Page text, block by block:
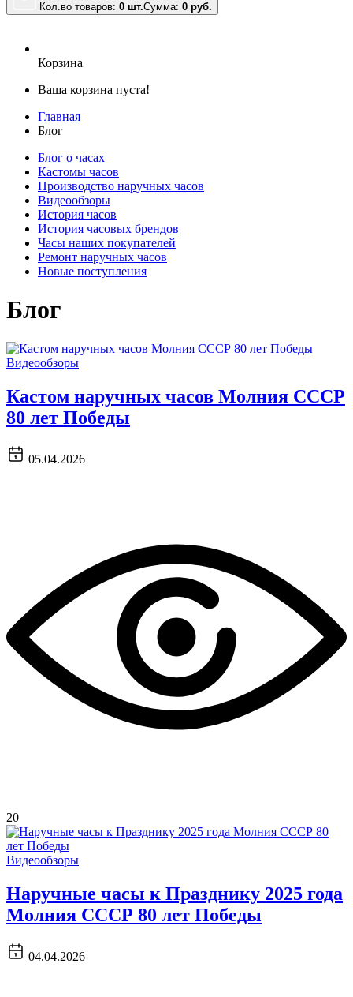
Кол.во товаров: 0 шт.Сумма: 0 руб.
Корзина
Ваша корзина пуста!
Главная
Блог
Блог о часах
Кастомы часов
Производство наручных часов
Видеообзоры
История часов
История часовых брендов
Часы наших покупателей
Ремонт наручных часов
Новые поступления
Блог
Видеообзоры
Кастом наручных часов Молния СССР
80 лет Победы
05.04.2026
20
Видеообзоры
Наручные часы к Празднику 2025 года
Молния СССР 80 лет Победы
04.04.2026